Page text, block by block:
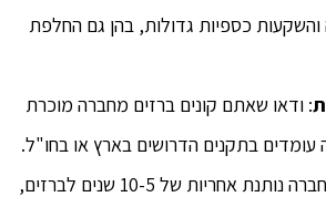
והשקעות כספיות גדולות, בהן גם החלפת
: ודאו שאתם קונים ברזים מחברה מוכרת
עומדים בתקנים הדרושים בארץ או בחו"ל.
חשוב לוודא שהחברה נותנת אחריות של 10-5 שנים לברזים,